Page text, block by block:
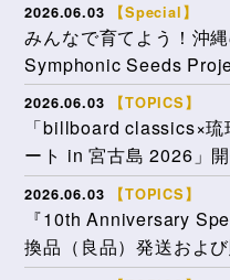
2026.06.03 【Special】
みんなで育てよう！沖
Symphonic Seeds
2026.06.03 【TOPICS】
「billboard classics×
ート in 宮古島 2026」開
2026.06.03 【TOPICS】
『10th Anniversary
換品（良品）発送およ